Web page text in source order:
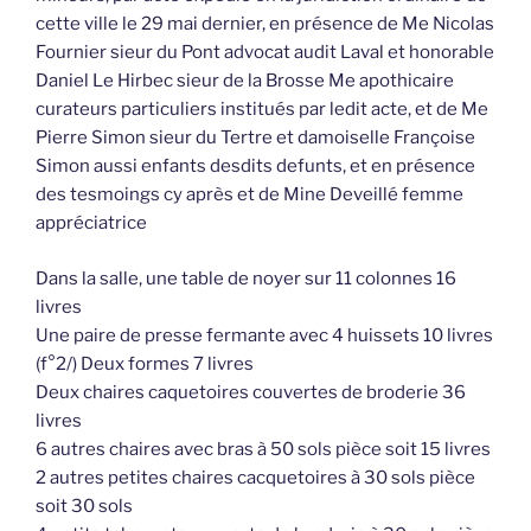
cette ville le 29 mai dernier, en présence de Me Nicolas
Fournier sieur du Pont advocat audit Laval et honorable
Daniel Le Hirbec sieur de la Brosse Me apothicaire
curateurs particuliers institués par ledit acte, et de Me
Pierre Simon sieur du Tertre et damoiselle Françoise
Simon aussi enfants desdits defunts, et en présence
des tesmoings cy après et de Mine Deveillé femme
appréciatrice
Dans la salle, une table de noyer sur 11 colonnes 16
livres
Une paire de presse fermante avec 4 huissets 10 livres
(f°2/) Deux formes 7 livres
Deux chaires caquetoires couvertes de broderie 36
livres
6 autres chaires avec bras à 50 sols pièce soit 15 livres
2 autres petites chaires cacquetoires à 30 sols pièce
soit 30 sols